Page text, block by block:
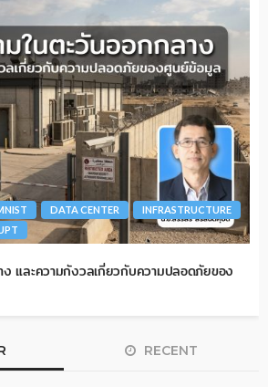
DATA CENTER
INFRASTRUCTURE
ง และความกังวลเกี่ยวกับความปลอดภัยของ
RECENT